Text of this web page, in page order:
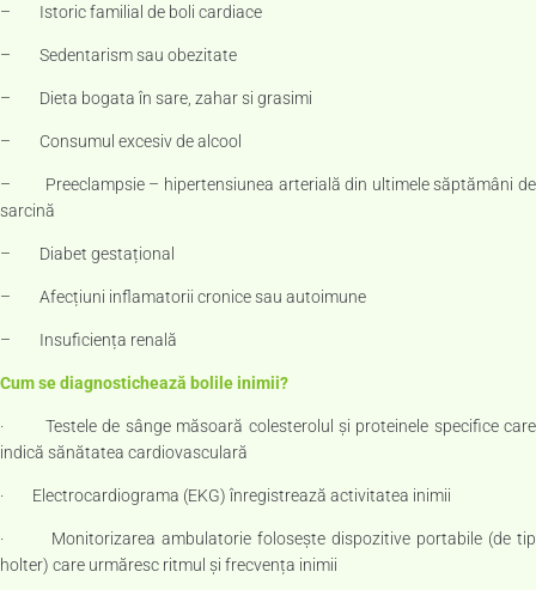
– Istoric familial de boli cardiace
– Sedentarism sau obezitate
– Dieta bogata în sare, zahar si grasimi
– Consumul excesiv de alcool
– Preeclampsie – hipertensiunea arterială din ultimele săptămâni de
sarcină
– Diabet gestațional
– Afecțiuni inflamatorii cronice sau autoimune
– Insuficiența renală
Cum se diagnostichează bolile inimii?
· Testele de sânge măsoară colesterolul și proteinele specifice care
indică sănătatea cardiovasculară
· Electrocardiograma (EKG) înregistrează activitatea inimii
· Monitorizarea ambulatorie folosește dispozitive portabile (de tip
holter) care urmăresc ritmul și frecvența inimii